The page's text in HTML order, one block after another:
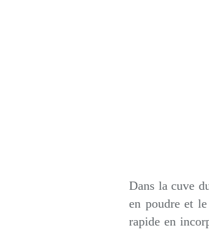
Dans la cuve
en poudre et
rapide en